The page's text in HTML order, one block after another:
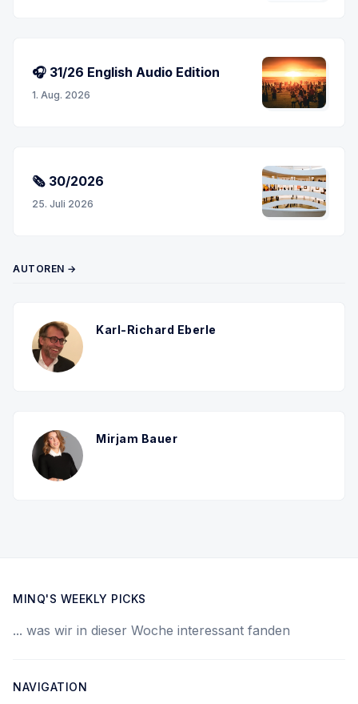
🎧 31/26 English Audio Edition
1. Aug. 2026
🗞 30/2026
25. Juli 2026
AUTOREN →
Karl-Richard Eberle
Mirjam Bauer
MINQ'S WEEKLY PICKS
... was wir in dieser Woche interessant fanden
NAVIGATION